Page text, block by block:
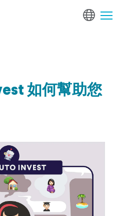
如何幫助您